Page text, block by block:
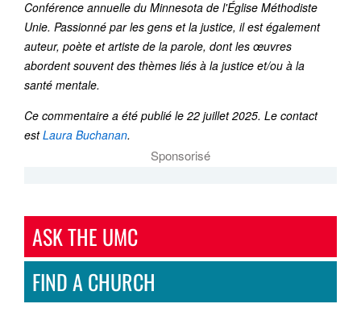
Conférence annuelle du Minnesota de l'Église Méthodiste
Unie. Passionné par les gens et la justice, il est également
auteur, poète et artiste de la parole, dont les œuvres
abordent souvent des thèmes liés à la justice et/ou à la
santé mentale.
Ce commentaire a été publié le 22 juillet 2025. Le contact
estLaura Buchanan.
Sponsorisé
ASK THE UMC
FIND A CHURCH